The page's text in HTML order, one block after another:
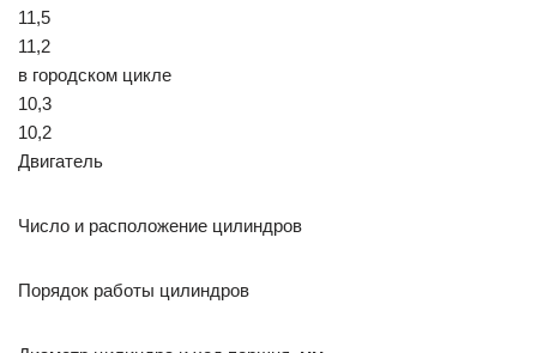
11,5
11,2
в городском цикле
10,3
10,2
Двигатель
Число и расположение цилиндров
Порядок работы цилиндров